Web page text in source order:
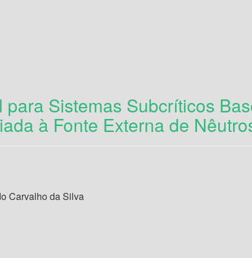
Sistemas Subcríticos
à Fonte Externa de
Carvalho da Silva